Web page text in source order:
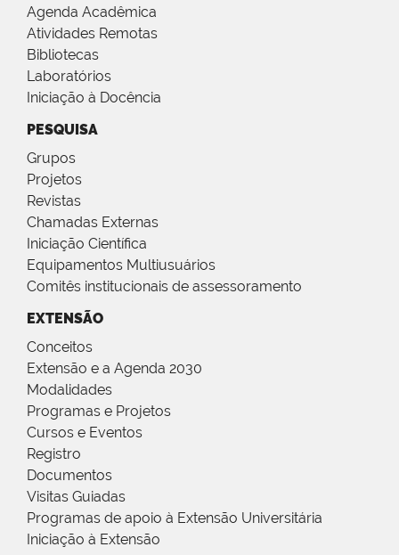
Agenda Acadêmica
Atividades Remotas
Bibliotecas
Laboratórios
Iniciação à Docência
PESQUISA
Grupos
Projetos
Revistas
Chamadas Externas
Iniciação Científica
Equipamentos Multiusuários
Comitês institucionais de assessoramento
EXTENSÃO
Conceitos
Extensão e a Agenda 2030
Modalidades
Programas e Projetos
Cursos e Eventos
Registro
Documentos
Visitas Guiadas
Programas de apoio à Extensão Universitária
Iniciação à Extensão